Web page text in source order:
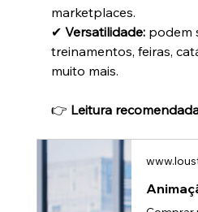
marketplaces.
✔ Versatilidade: podem
treinamentos, feiras,
muito mais.
👉 Leitura